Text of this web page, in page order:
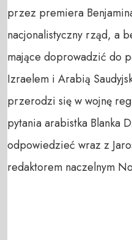
przez premiera
nacjonalistyczny rząd, a
mające doprowadzić do
Izraelem i Arabią
przerodzi się w wojnę
pytania arabistka Blanka
odpowiedzieć wraz z
redaktorem naczelnym